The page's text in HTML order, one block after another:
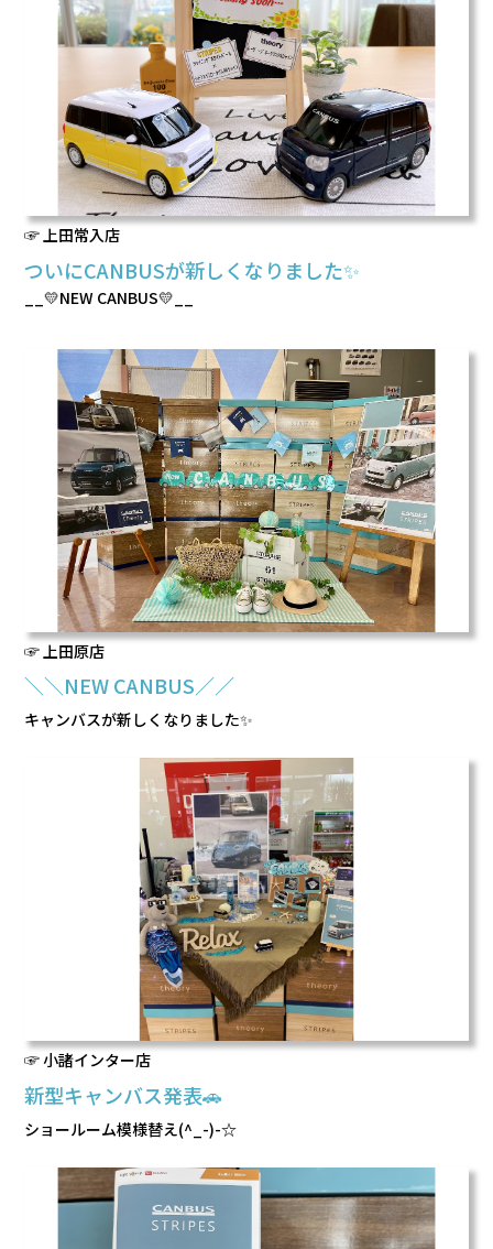
☞ 上田常入店
ついにCANBUSが新しくなりました✨
__💛NEW CANBUS💛__
☞ 上田原店
＼＼NEW CANBUS／／
キャンバスが新しくなりました✨
☞ 小諸インター店
新型キャンバス発表🚗
ショールーム模様替え(^_-)-☆